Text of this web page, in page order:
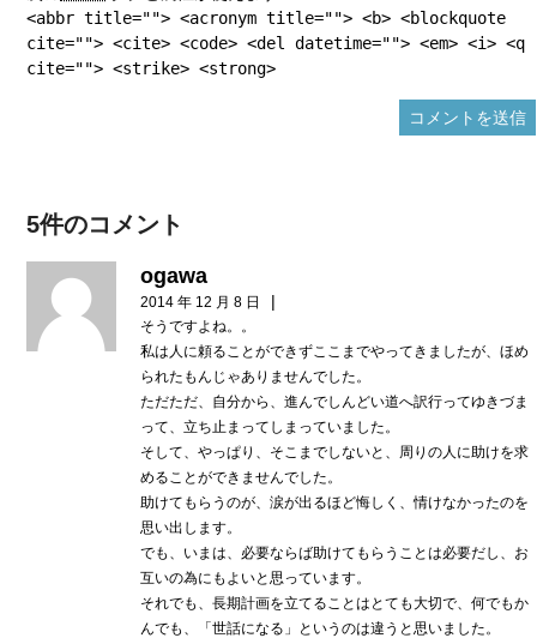
<abbr title=""> <acronym title=""> <b> <blockquote
cite=""> <cite> <code> <del datetime=""> <em> <i> <q
cite=""> <strike> <strong>
5件のコメント
ogawa
2014 年 12 月 8 日 |
そうですよね。。
私は人に頼ることができずここまでやってきましたが、ほめ
られたもんじゃありませんでした。
ただただ、自分から、進んでしんどい道へ訳行ってゆきづま
って、立ち止まってしまっていました。
そして、やっぱり、そこまでしないと、周りの人に助けを求
めることができませんでした。
助けてもらうのが、涙が出るほど悔しく、情けなかったのを
思い出します。
でも、いまは、必要ならば助けてもらうことは必要だし、お
互いの為にもよいと思っています。
それでも、長期計画を立てることはとても大切で、何でもか
んでも、「世話になる」というのは違うと思いました。